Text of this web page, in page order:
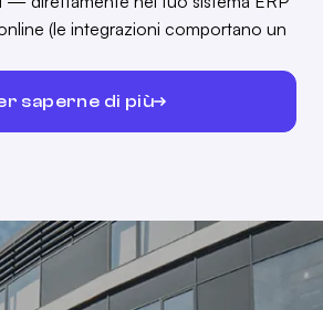
(le integrazioni comportano un
saperne di più